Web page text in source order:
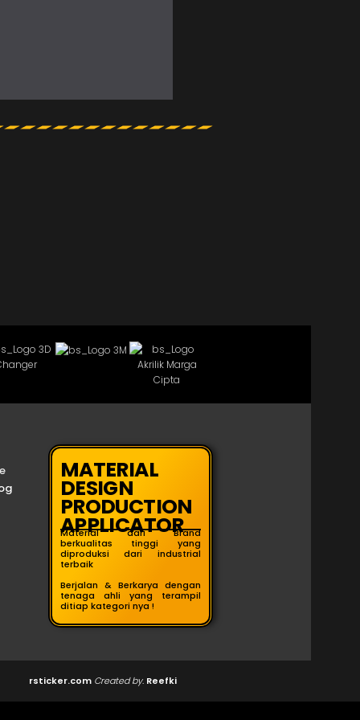
MATERIAL
DESIGN
PRODUCTION
APPLICATOR
Material dari Brand
berkualitas tinggi yang
diproduksi dari industrial
terbaik
Berjalan & Berkarya dengan
tenaga ahli yang terampil
ditiap kategori nya !
rsticker.com Created by. Reefki